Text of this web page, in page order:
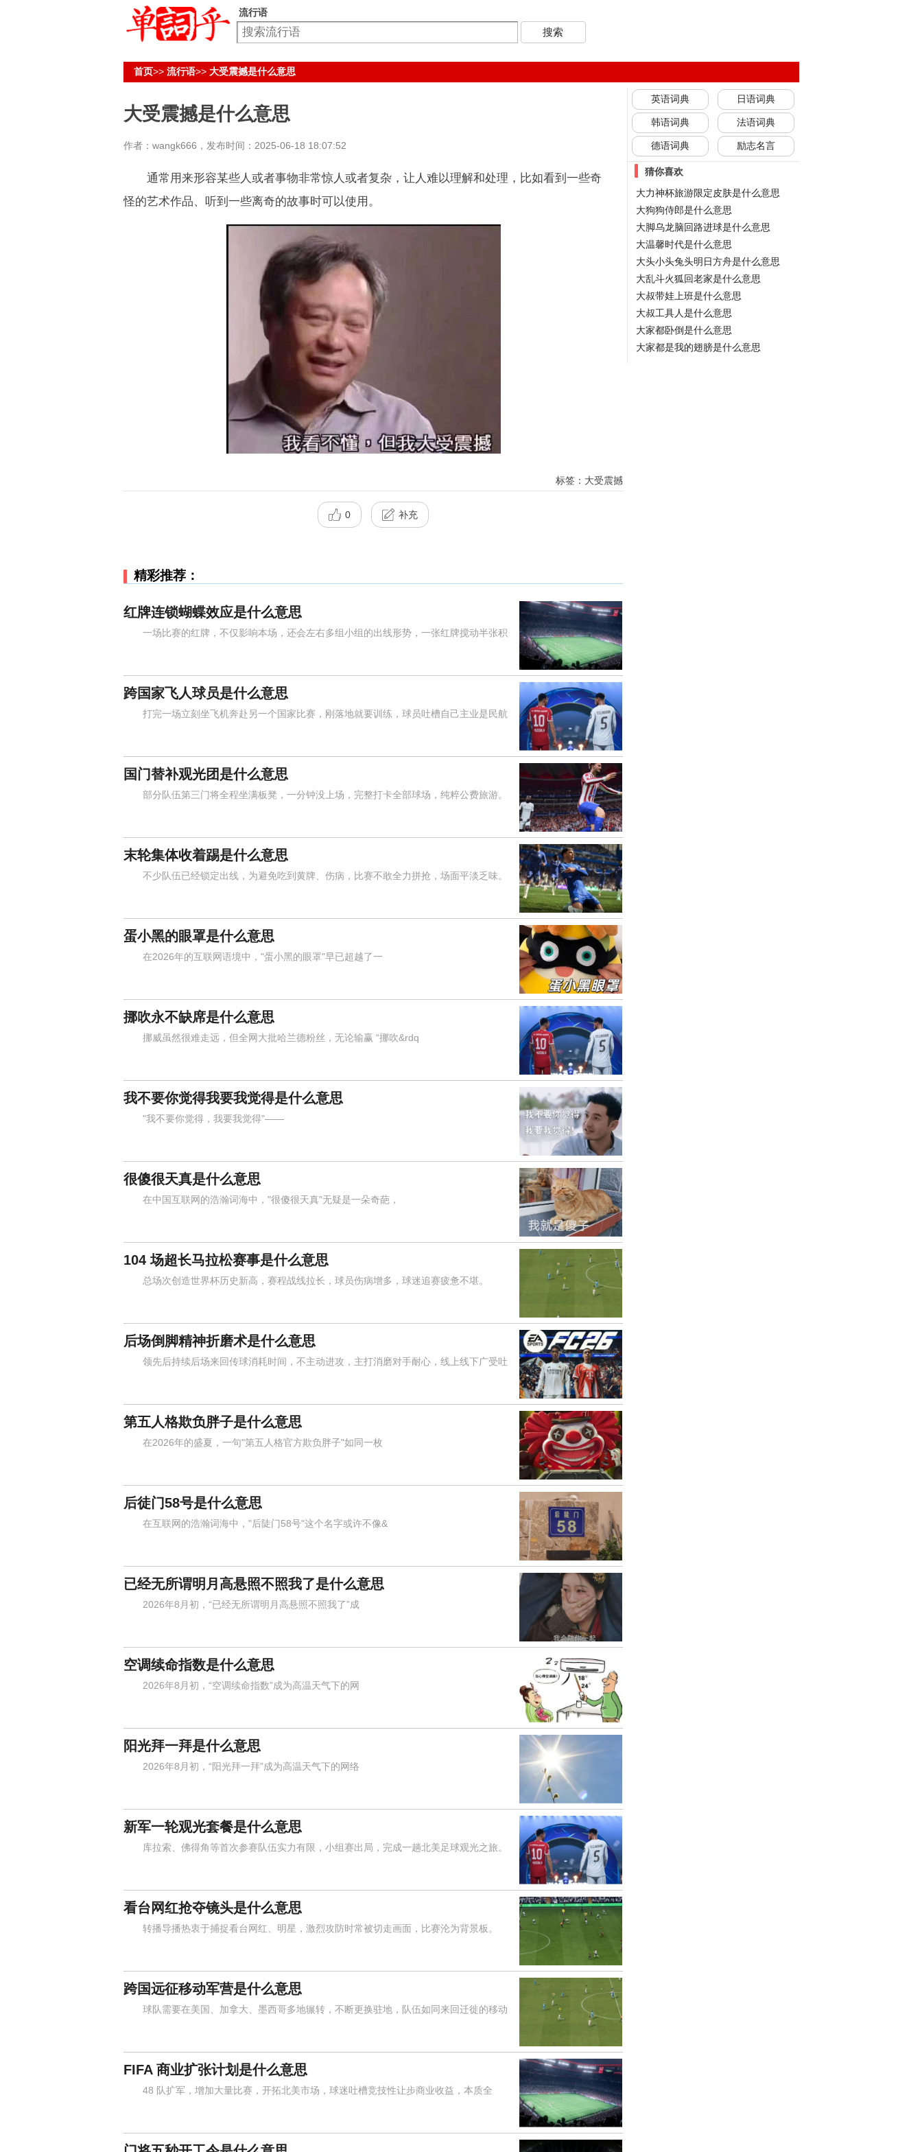
流行语
首页>> 流行语>> 大受震撼是什么意思
大受震撼是什么意思
作者：wangk666，发布时间：2025-06-18 18:07:52
通常用来形容某些人或者事物非常惊人或者复杂，让人难以理解和处理，比如看到一些奇
怪的艺术作品、听到一些离奇的故事时可以使用。
标签：大受震撼
0 补充
精彩推荐：
红牌连锁蝴蝶效应是什么意思
一场比赛的红牌，不仅影响本场，还会左右多组小组的出线形势，一张红牌搅动半张积
跨国家飞人球员是什么意思
打完一场立刻坐飞机奔赴另一个国家比赛，刚落地就要训练，球员吐槽自己主业是民航
国门替补观光团是什么意思
部分队伍第三门将全程坐满板凳，一分钟没上场，完整打卡全部球场，纯粹公费旅游。
末轮集体收着踢是什么意思
不少队伍已经锁定出线，为避免吃到黄牌、伤病，比赛不敢全力拼抢，场面平淡乏味。
蛋小黑的眼罩是什么意思
在2026年的互联网语境中，"蛋小黑的眼罩"早已超越了一
挪吹永不缺席是什么意思
挪威虽然很难走远，但全网大批哈兰德粉丝，无论输赢 “挪吹&rdq
我不要你觉得我要我觉得是什么意思
"我不要你觉得，我要我觉得"——
很傻很天真是什么意思
在中国互联网的浩瀚词海中，"很傻很天真"无疑是一朵奇葩，
104 场超长马拉松赛事是什么意思
总场次创造世界杯历史新高，赛程战线拉长，球员伤病增多，球迷追赛疲惫不堪。
后场倒脚精神折磨术是什么意思
领先后持续后场来回传球消耗时间，不主动进攻，主打消磨对手耐心，线上线下广受吐
第五人格欺负胖子是什么意思
在2026年的盛夏，一句"第五人格官方欺负胖子"如同一枚
后徒门58号是什么意思
在互联网的浩瀚词海中，"后陡门58号"这个名字或许不像&
已经无所谓明月高悬照不照我了是什么意思
2026年8月初，“已经无所谓明月高悬照不照我了”成
空调续命指数是什么意思
2026年8月初，“空调续命指数”成为高温天气下的网
阳光拜一拜是什么意思
2026年8月初，“阳光拜一拜”成为高温天气下的网络
新军一轮观光套餐是什么意思
库拉索、佛得角等首次参赛队伍实力有限，小组赛出局，完成一趟北美足球观光之旅。
看台网红抢夺镜头是什么意思
转播导播热衷于捕捉看台网红、明星，激烈攻防时常被切走画面，比赛沦为背景板。
跨国远征移动军营是什么意思
球队需要在美国、加拿大、墨西哥多地辗转，不断更换驻地，队伍如同来回迁徙的移动
FIFA 商业扩张计划是什么意思
48 队扩军，增加大量比赛，开拓北美市场，球迷吐槽竞技性让步商业收益，本质全
英语词典 日语词典
韩语词典 法语词典
德语词典 励志名言
猜你喜欢
大力神杯旅游限定皮肤是什么意思
大狗狗侍郎是什么意思
大脚乌龙脑回路进球是什么意思
大温馨时代是什么意思
大头小头兔头明日方舟是什么意思
大乱斗火狐回老家是什么意思
大叔带娃上班是什么意思
大叔工具人是什么意思
大家都卧倒是什么意思
大家都是我的翅膀是什么意思